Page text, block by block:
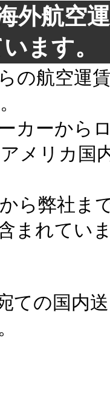
外航空運
ます。
の航空運
ーから
メリカ国
ら弊社ま
まれてい
ての国内送